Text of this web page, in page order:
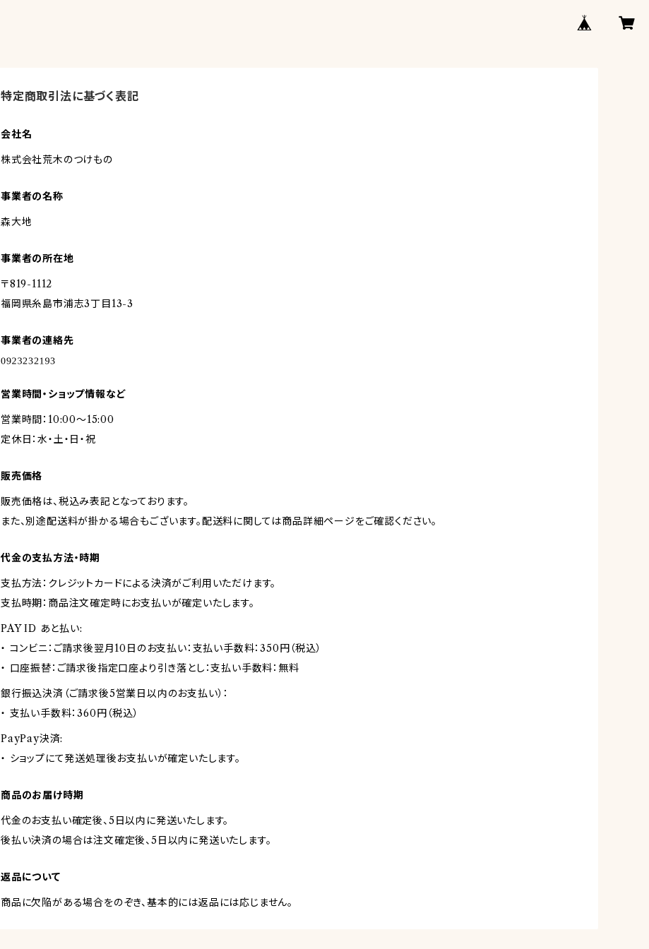
特定商取引法に基づく表記
会社名
株式会社荒木のつけもの
事業者の名称
森大地
事業者の所在地
〒819-1112
福岡県糸島市浦志3丁目13-3
事業者の連絡先
営業時間・ショップ情報など
営業時間：10:00～15:00
定休日：水・土・日・祝
販売価格
販売価格は、税込み表記となっております。
また、別途配送料が掛かる場合もございます。配送料に関しては商品詳細ページをご確認ください。
代金の支払方法・時期
支払方法：クレジットカードによる決済がご利用いただけます。
支払時期：商品注文確定時にお支払いが確定いたします。
PAY ID あと払い:
・ コンビニ：ご請求後翌月10日のお支払い：支払い手数料：350円（税込）
・ 口座振替：ご請求後指定口座より引き落とし：支払い手数料：無料
銀行振込決済（ご請求後5営業日以内のお支払い）：
・ 支払い手数料：360円（税込）
PayPay決済:
・ ショップにて発送処理後お支払いが確定いたします。
商品のお届け時期
代金のお支払い確定後、5日以内に発送いたします。
後払い決済の場合は注文確定後、5日以内に発送いたします。
返品について
商品に欠陥がある場合をのぞき、基本的には返品には応じません。